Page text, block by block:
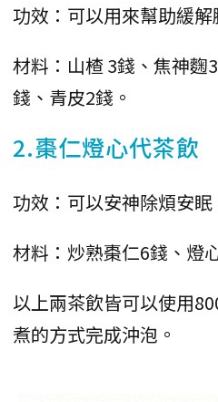
功效：可以用來幫助緩解
材料：山楂 3錢、焦神麴
錢、青皮2錢。
2.棗仁燈心代茶飲
功效：可以安神除煩安眠
材料：炒熟棗仁6錢、燈
以上兩茶飲皆可以使用
煮的方式完成沖泡。